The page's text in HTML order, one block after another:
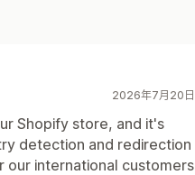
2026年7月20日
Shopify store, and it's
detection and redirection
international customers